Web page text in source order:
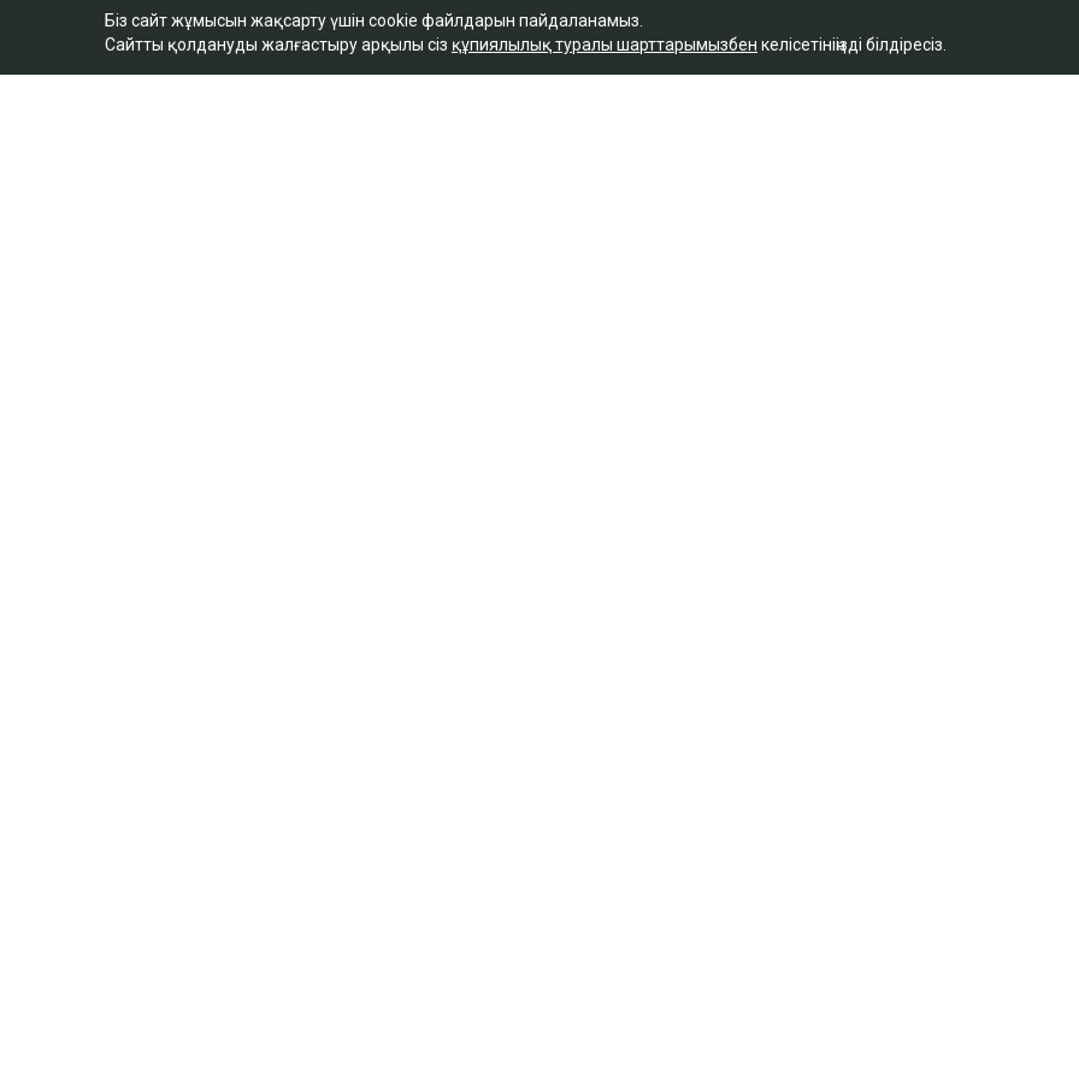
Біз сайт жұмысын жақсарту үшін cookie файлдарын пайдаланамыз.
Сайтты қолдануды жалғастыру арқылы сіз құпиялылық туралы шарттарымызбен келісетініңізді білдіресіз.